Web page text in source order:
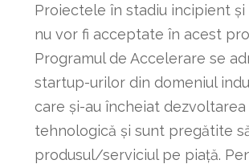
Proiectele în stadiu incipient și
nu vor fi acceptate în acest
Programul de Accelerare se
startup-urilor din domeniul
care și-au încheiat dezvoltarea
tehnologică și sunt pregătite
produsul/serviciul pe piață.